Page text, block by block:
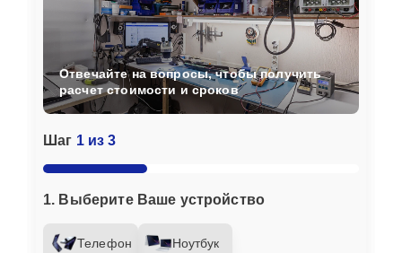
Шаг 1 из 3
1. Выберите Ваше устройство
Телефон Ноутбук
Отвечайте на вопросы, чтобы получить
расчет стоимости и сроков